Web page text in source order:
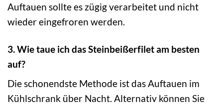
Auftauen sollte es zügig verarbeitet und nicht
wieder eingefroren werden.
3. Wie taue ich das Steinbeißerfilet am besten
auf?
Die schonendste Methode ist das Auftauen im
Kühlschrank über Nacht. Alternativ können Sie